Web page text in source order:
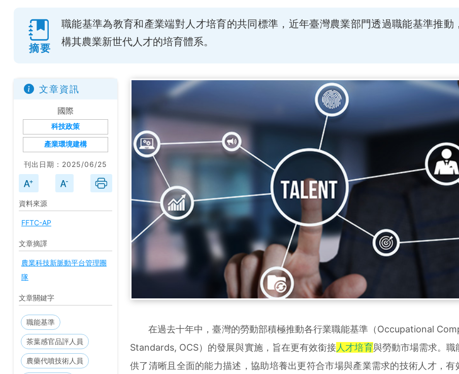
摘要
職能基準為教育和產業端對人才培育的共同標準，近年臺灣農業部門透過職能基準推動
構其農業新世代人才的培育體系。
文章資訊
國際
科技政策
產業環境建構
刊出日期：2025/06/25
資料來源
FFTC-AP
文章摘譯
農業科技新脈動平台管理團
隊
文章關鍵字
職能基準
茶葉感官品評人員
農藥代噴技術人員
在過去十年中，臺灣的勞動部積極推動各行業職能基準（Occupational
Standards, OCS）的發展與實施，旨在更有效銜接人才培育與勞動市場需求。職
供了清晰且全面的能力描述，協助培養出更符合市場與產業需求的技術人才，有